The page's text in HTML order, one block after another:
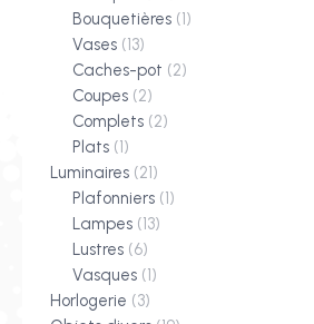
Bouquetières (1)
Vases (13)
Caches-pot (2)
Coupes (2)
Complets (2)
Plats (1)
Luminaires (21)
Plafonniers (1)
Lampes (13)
Lustres (6)
Vasques (1)
Horlogerie (3)